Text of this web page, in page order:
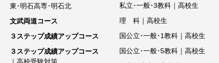
東･明石高専･明石北
文武両道コース
３ステップ成績アップコース
３ステップ成績アップコース
私立･一般･3教科｜高校生
理 科｜高校生
国公立･一般･1教科｜高校生
国公立･一般･5教科｜高校生